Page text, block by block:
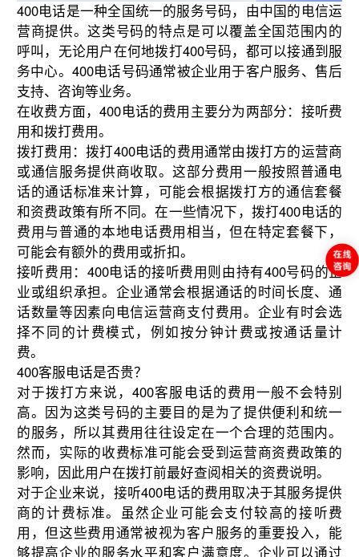
400电话是一种全国统一的服务号码，由中国的电信运
营商提供。这类号码的特点是可以覆盖全国范围内的
呼叫，无论用户在何地拨打400号码，都可以接通到服
务中心。400电话号码通常被企业用于客户服务、售后
支持、咨询等业务。
在收费方面，400电话的费用主要分为两部分：接听费
用和拨打费用。
拨打费用：拨打400电话的费用通常由拨打方的运营商
或通信服务提供商收取。这部分费用一般按照普通电
话的通话标准来计算，可能会根据拨打方的通信套餐
和资费政策有所不同。在一些情况下，拨打400电话的
费用与普通的本地电话费用相当，但在特定套餐下，
可能会有额外的费用或折扣。
接听费用：400电话的接听费用则由持有400号码的企
业或组织承担。企业通常会根据通话的时间长度、通
话数量等因素向电信运营商支付费用。企业有时会选
择不同的计费模式，例如按分钟计费或按通话量计
费。
400客服电话是否贵？
对于拨打方来说，400客服电话的费用一般不会特别
高。因为这类号码的主要目的是为了提供便利和统一
的服务，所以其费用往往设定在一个合理的范围内。
然而，实际的收费标准可能会受到运营商资费政策的
影响，因此用户在拨打前最好查阅相关的资费说明。
对于企业来说，接听400电话的费用取决于其服务提供
商的计费标准。虽然企业可能会支付较高的接听费
用，但这些费用通常被视为客户服务的重要投入，能
够提高企业的服务水平和客户满意度。企业可以通过